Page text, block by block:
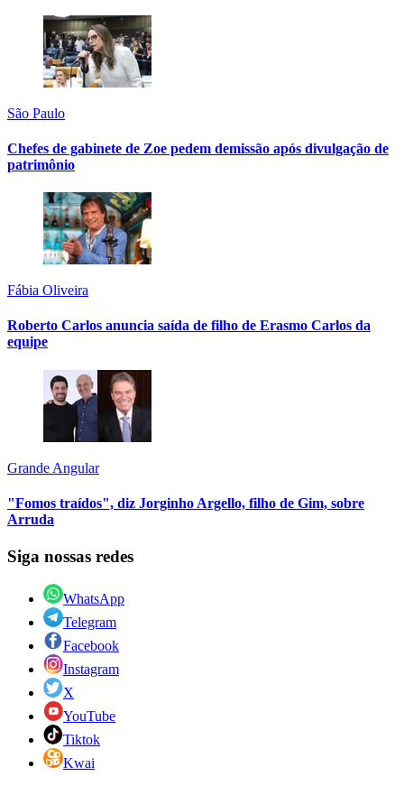
São Paulo
Chefes de gabinete de Zoe pedem demissão após divulgação de
patrimônio
Fábia Oliveira
Roberto Carlos anuncia saída de filho de Erasmo Carlos da
equipe
Grande Angular
"Fomos traídos", diz Jorginho Argello, filho de Gim, sobre
Arruda
Siga nossas redes
WhatsApp
Telegram
Facebook
Instagram
X
YouTube
Tiktok
Kwai